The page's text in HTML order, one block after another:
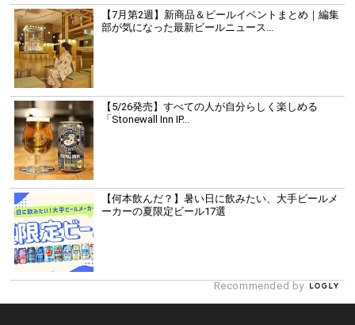
【7月第2週】新商品＆ビールイベントまとめ｜編集
部が気になった最新ビールニュース...
【5/26発売】すべての人が自分らしく楽しめる
「Stonewall Inn IP...
【何本飲んだ？】暑い日に飲みたい、大手ビールメ
ーカーの夏限定ビール17選
Recommended by